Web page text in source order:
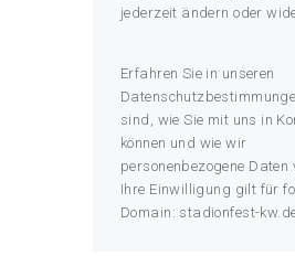
jederzeit ändern oder
Erfahren Sie in unseren
sind, wie Sie mit uns in
können und wie wir
personenbezogene Daten
Ihre Einwilligung gilt für
Domain: stadionfest-